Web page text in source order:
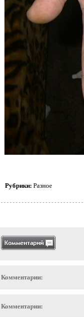
Рубрики: Разное
Комментарии:
Комментарии: